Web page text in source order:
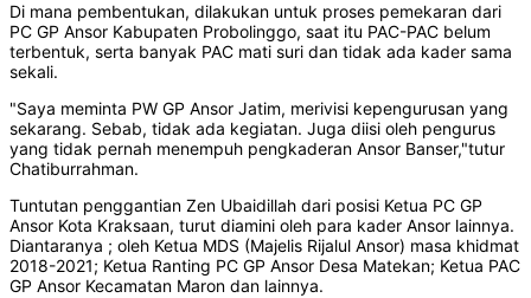
Di mana pembentukan, dilakukan untuk proses pemekaran dari
PC GP Ansor Kabupaten Probolinggo, saat itu PAC-PAC belum
terbentuk, serta banyak PAC mati suri dan tidak ada kader sama
sekali.
"Saya meminta PW GP Ansor Jatim, merivisi kepengurusan yang
sekarang. Sebab, tidak ada kegiatan. Juga diisi oleh pengurus
yang tidak pernah menempuh pengkaderan Ansor Banser,"tutur
Chatiburrahman.
Tuntutan penggantian Zen Ubaidillah dari posisi Ketua PC GP
Ansor Kota Kraksaan, turut diamini oleh para kader Ansor lainnya.
Diantaranya ; oleh Ketua MDS (Majelis Rijalul Ansor) masa khidmat
2018-2021; Ketua Ranting PC GP Ansor Desa Matekan; Ketua PAC
GP Ansor Kecamatan Maron dan lainnya.